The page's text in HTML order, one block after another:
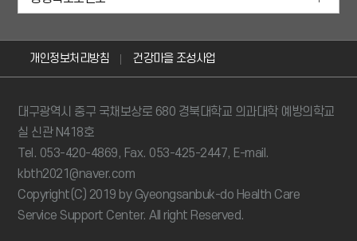
개인정보처리방침 건강마을 조성사업
대구광역시 중구 국채보상로 680 경북대학교 의과대학 예방의학교
실 신관 N418호
Tel. 053-420-4869, Fax. 053-425-2447, E-mail.
kbth2021@naver.com
Copyright(C) 2019 by Gyeongsanbuk-do Health Care
Service Support Center. All right Reserved.